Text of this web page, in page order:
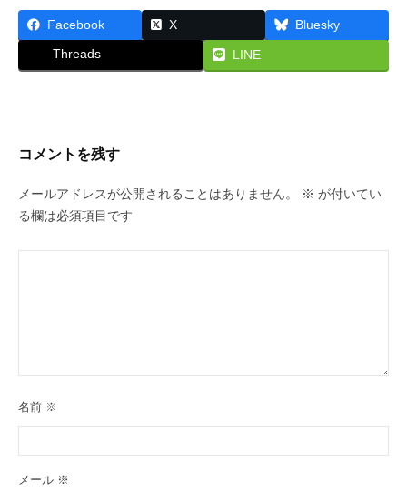
社
プ
リ
が
で
ん
by
princess
Facebook X Bluesky
Threads LINE
コメントを残す
メールアドレスが公開されることはありません。 ※ が付いてい
る欄は必須項目です
名前 ※
メール ※